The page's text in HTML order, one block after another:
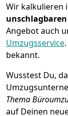
Wir kalkulieren
unschlagbaren
Angebot auch
Umzugsservice
bekannt.
Wusstest Du,
Thema
auf Deinen